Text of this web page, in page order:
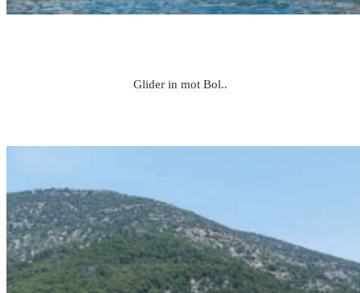
Glider in mot Bol..